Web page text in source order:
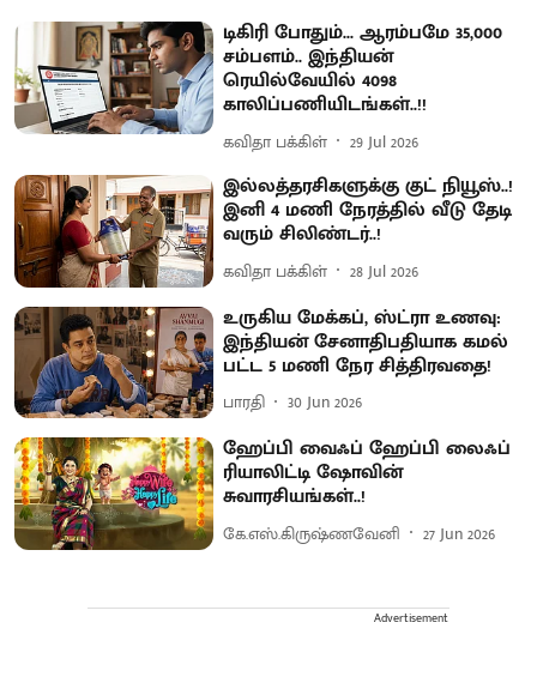
டிகிரி போதும்... ஆரம்பமே 35,000
சம்பளம்.. இந்தியன்
ரெயில்வேயில் 4098
காலிப்பணியிடங்கள்..!!
கவிதா பக்கிள் 29 Jul 2026
இல்லத்தரசிகளுக்கு குட் நியூஸ்..!
இனி 4 மணி நேரத்தில் வீடு தேடி
வரும் சிலிண்டர்..!
கவிதா பக்கிள் 28 Jul 2026
உருகிய மேக்கப், ஸ்ட்ரா உணவு:
இந்தியன் சேனாதிபதியாக கமல்
பட்ட 5 மணி நேர சித்திரவதை!
பாரதி 30 Jun 2026
ஹேப்பி வைஃப் ஹேப்பி லைஃப்
ரியாலிட்டி ஷோவின்
சுவாரசியங்கள்..!
கே.எஸ்.கிருஷ்ணவேனி 27 Jun 2026
Advertisement